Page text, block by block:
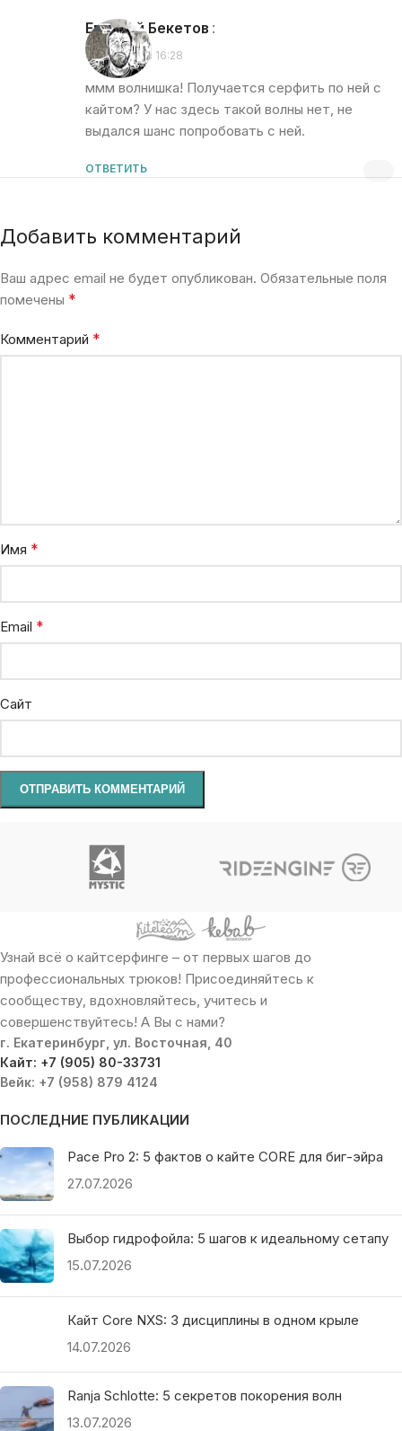
Евгений Бекетов :
09.08.2015 в 16:28
ммм волнишка! Получается серфить по ней с
кайтом? У нас здесь такой волны нет, не
выдался шанс попробовать с ней.
ОТВЕТИТЬ
Добавить комментарий
Ваш адрес email не будет опубликован. Обязательные поля
помечены *
Комментарий *
Имя *
Email *
Сайт
Узнай всё о кайтсерфинге – от первых шагов до
профессиональных трюков! Присоединяйтесь к
сообществу, вдохновляйтесь, учитесь и
совершенствуйтесь! А Вы с нами?
г. Екатеринбург, ул. Восточная, 40
Кайт: +7 (905) 80-33731
Вейк: +7 (958) 879 4124
ПОСЛЕДНИЕ ПУБЛИКАЦИИ
Pace Pro 2: 5 фактов о кайте CORE для биг-эйра
27.07.2026
Выбор гидрофойла: 5 шагов к идеальному сетапу
15.07.2026
Кайт Core NXS: 3 дисциплины в одном крыле
14.07.2026
Ranja Schlotte: 5 секретов покорения волн
13.07.2026